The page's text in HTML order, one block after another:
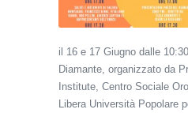
il 16 e 17 Giugno dalle
Diamante, organizzato da
Institute, Centro Sociale
Libera Università Popolare